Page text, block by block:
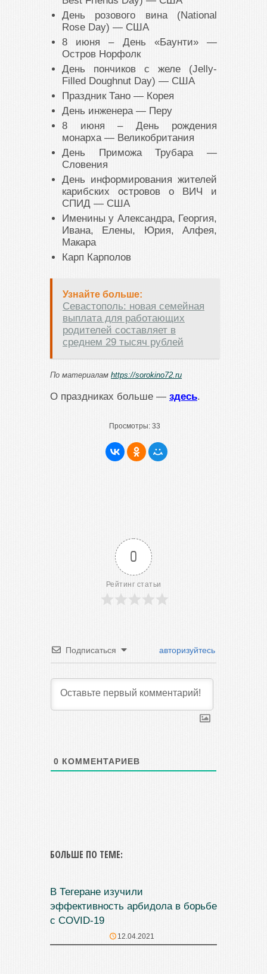
День розового вина (National
Rose Day) — США
8 июня – День «Баунти» —
Остров Норфолк
День пончиков с желе (Jelly-
Filled Doughnut Day) — США
Праздник Тано — Корея
День инженера — Перу
8 июня – День рождения
монарха — Великобритания
День Приможа Трубара —
Словения
День информирования жителей
карибских островов о ВИЧ и
СПИД — США
Именины у Александра, Георгия,
Ивана, Елены, Юрия, Алфея,
Макара
Карп Карполов
Узнайте больше:
Севастополь: новая семейная
выплата для работающих
родителей составляет в
среднем 29 тысяч рублей
По материалам https://sorokino72.ru
О праздниках больше — здесь.
Просмотры: 33
0
Рейтинг статьи
Подписаться авторизуйтесь
0 КОММЕНТАРИЕВ
БОЛЬШЕ ПО ТЕМЕ:
В Тегеране изучили
эффективность арбидола в борьбе
с COVID-19
12.04.2021